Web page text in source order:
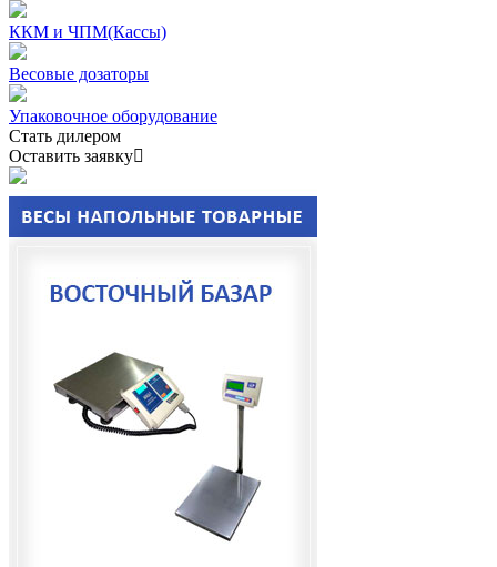
ККМ и ЧПМ(Кассы)
Весовые дозаторы
Упаковочное оборудование
Стать дилером
Оставить заявку